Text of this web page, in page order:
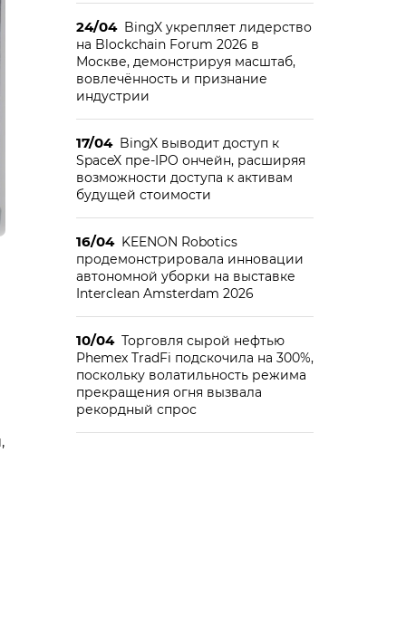
24/04 BingX укрепляет лидерство
на Blockchain Forum 2026 в
Москве, демонстрируя масштаб,
вовлечённость и признание
индустрии
17/04 BingX выводит доступ к
SpaceX пре-IPO ончейн, расширяя
возможности доступа к активам
будущей стоимости
16/04 KEENON Robotics
продемонстрировала инновации
автономной уборки на выставке
Interclean Amsterdam 2026
10/04 Торговля сырой нефтью
Phemex TradFi подскочила на 300%,
поскольку волатильность режима
прекращения огня вызвала
рекордный спрос